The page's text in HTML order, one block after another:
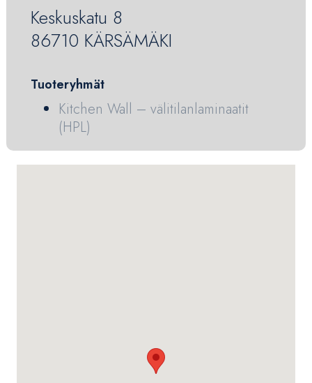
Keskuskatu 8
86710 KÄRSÄMÄKI
Tuoteryhmät
Kitchen Wall – välitilanlaminaatit
(HPL)